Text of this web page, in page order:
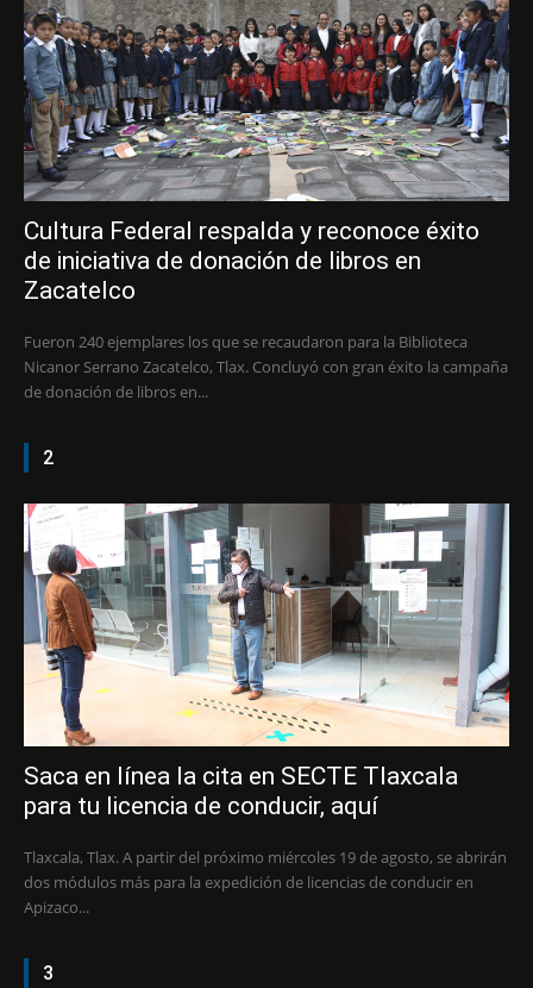
Cultura Federal respalda y reconoce éxito
de iniciativa de donación de libros en
Zacatelco
Fueron 240 ejemplares los que se recaudaron para la Biblioteca
Nicanor Serrano Zacatelco, Tlax. Concluyó con gran éxito la campaña
de donación de libros en...
2
Saca en línea la cita en SECTE Tlaxcala
para tu licencia de conducir, aquí
Tlaxcala, Tlax. A partir del próximo miércoles 19 de agosto, se abrirán
dos módulos más para la expedición de licencias de conducir en
Apizaco...
3